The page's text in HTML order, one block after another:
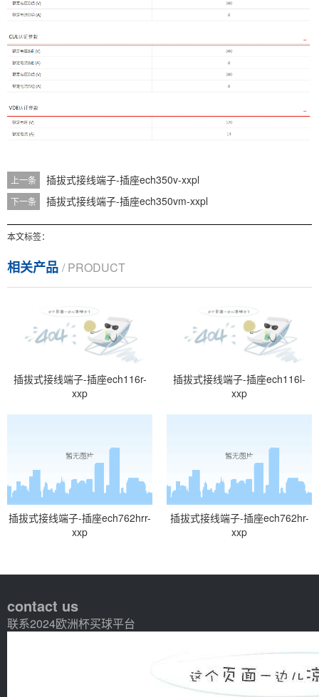
上一条 插拔式接线端子-插座ech350v-xxpl
下一条 插拔式接线端子-插座ech350vm-xxpl
本文标签：
相关产品 / PRODUCT
插拔式接线端子-插座ech116r-
xxp
插拔式接线端子-插座ech116l-
xxp
插拔式接线端子-插座ech762hrr-
xxp
插拔式接线端子-插座ech762hr-
xxp
contact us
联系2024欧洲杯买球平台